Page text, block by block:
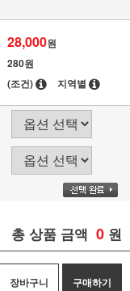
28,000원
280원
(조건) 지역별
총 상품 금액 0 원
장바구니 구매하기